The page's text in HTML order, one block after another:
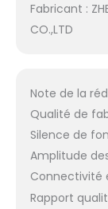
Fabricant :
CO.,LTD
Note de la
Qualité de
Silence de
Amplitude
Connectivité
Rapport